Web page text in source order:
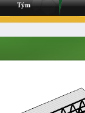
Tým